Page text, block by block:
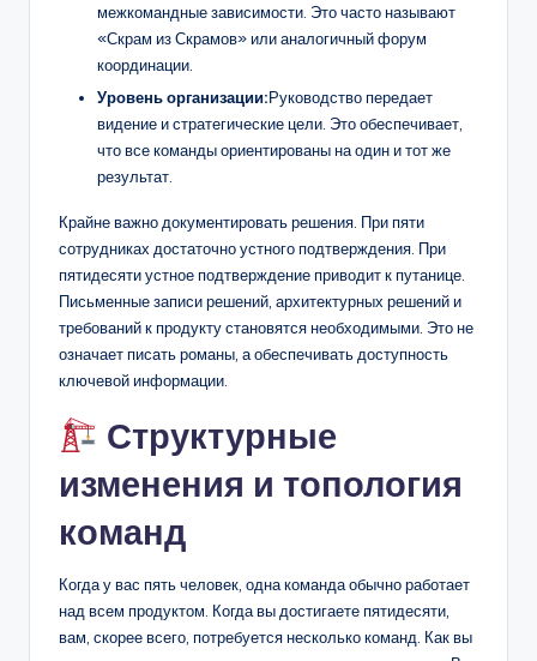
межкомандные зависимости. Это часто называют
«Скрам из Скрамов» или аналогичный форум
координации.
Уровень организации:Руководство передает
видение и стратегические цели. Это обеспечивает,
что все команды ориентированы на один и тот же
результат.
Крайне важно документировать решения. При пяти
сотрудниках достаточно устного подтверждения. При
пятидесяти устное подтверждение приводит к путанице.
Письменные записи решений, архитектурных решений и
требований к продукту становятся необходимыми. Это не
означает писать романы, а обеспечивать доступность
ключевой информации.
Структурные
изменения и топология
команд
Когда у вас пять человек, одна команда обычно работает
над всем продуктом. Когда вы достигаете пятидесяти,
вам, скорее всего, потребуется несколько команд. Как вы